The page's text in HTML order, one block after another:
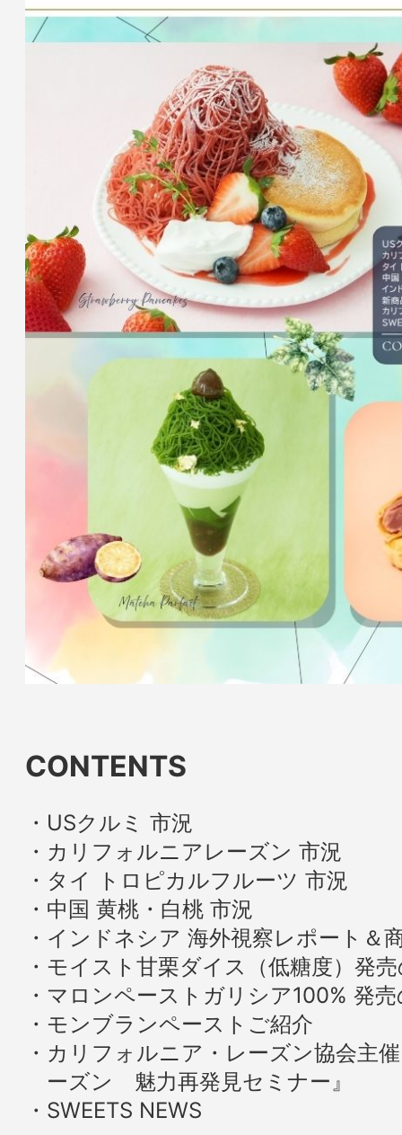
CONTENTS
USクルミ 市況
カリフォルニアレーズン 市況
タイ トロピカルフルーツ 市況
中国 黄桃・白桃 市況
インドネシア 海外視察レポート＆
モイスト甘栗ダイス（低糖度）発
マロンペーストガリシア100% 発
モンブランペーストご紹介
カリフォルニア・レーズン協会主
ーズン 魅力再発見セミナー』
SWEETS NEWS